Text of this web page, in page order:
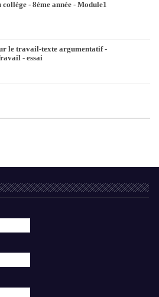
- 8éme année - Module1
le travail-texte argumentatif -
- essai